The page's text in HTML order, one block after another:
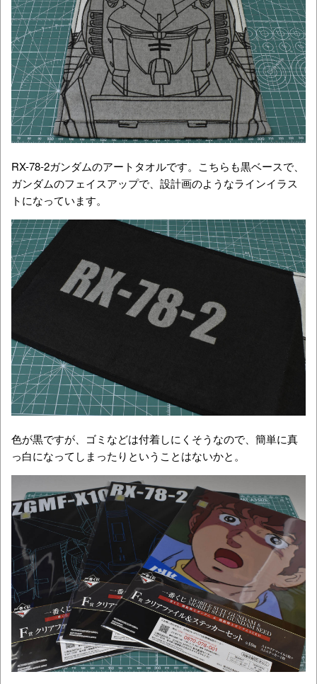
RX-78-2ガンダムのアートタオルです。こちらも黒ベースで、
ガンダムのフェイスアップで、設計画のようなラインイラス
トになっています。
色が黒ですが、ゴミなどは付着しにくそうなので、簡単に真
っ白になってしまったりということはないかと。